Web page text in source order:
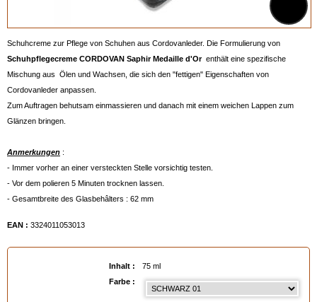
Schuhcreme zur Pflege von Schuhen aus Cordovanleder. Die Formulierung von
Schuhpflegecreme CORDOVAN Saphir Medaille d'Orenthält eine spezifische
Mischung aus Ölen und Wachsen, die sich den "fettigen" Eigenschaften von
Cordovanleder anpassen.
Zum Auftragen behutsam einmassieren und danach mit einem weichen Lappen zum
Glänzen bringen.
Anmerkungen :
- Immer vorher an einer versteckten Stelle vorsichtig testen.
- Vor dem polieren 5 Minuten trocknen lassen.
- Gesamtbreite des Glasbehâlters : 62 mm
EAN : 3324011053013
Inhalt :
75 ml
Farbe :